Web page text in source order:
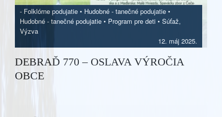
- Folklórne podujatie • Hudobné - tanečné podujatie •
Hudobné - tanečné podujatie • Program pre deti • Súťaž,
Výzva
12. máj 2025.
DEBRAĎ 770 – OSLAVA VÝROČIA
OBCE